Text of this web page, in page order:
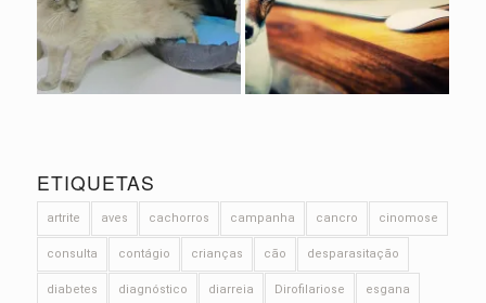
ETIQUETAS
artrite aves cachorros campanha cancro cinomose
consulta contágio crianças cão desparasitação
diabetes diagnóstico diarreia Dirofilariose esgana